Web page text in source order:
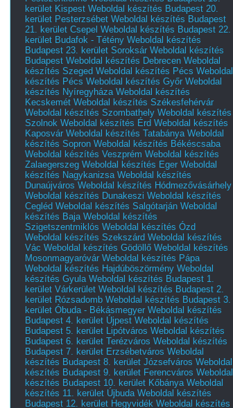
kerület Kispest Weboldal készítés Budapest 20.
kerület Pesterzsébet Weboldal készítés Budapest
21. kerület Csepel Weboldal készítés Budapest 22.
kerület Budafok - Tétény Weboldal készítés
Budapest 23. kerület Soroksár Weboldal készítés
Budapest Weboldal készítés Debrecen Weboldal
készítés Szeged Weboldal készítés Pécs Weboldal
készítés Pécs Weboldal készítés Győr Weboldal
készítés Nyíregyháza Weboldal készítés
Kecskemét Weboldal készítés Székesfehérvár
Weboldal készítés Szombathely Weboldal készítés
Szolnok Weboldal készítés Érd Weboldal készítés
Kaposvár Weboldal készítés Tatabánya Weboldal
készítés Sopron Weboldal készítés Békéscsaba
Weboldal készítés Veszprém Weboldal készítés
Zalaegerszeg Weboldal készítés Eger Weboldal
készítés Nagykanizsa Weboldal készítés
Dunaújváros Weboldal készítés Hódmezővásárhely
Weboldal készítés Dunakeszi Weboldal készítés
Cegléd Weboldal készítés Salgótarján Weboldal
készítés Baja Weboldal készítés
Szigetszentmiklós Weboldal készítés Ózd
Weboldal készítés Szekszárd Weboldal készítés
Vác Weboldal készítés Gödöllő Weboldal készítés
Mosonmagyaróvár Weboldal készítés Pápa
Weboldal készítés Hajdúböszörmény Weboldal
készítés Gyula Weboldal készítés Budapest 1.
kerület Várkerület Weboldal készítés Budapest 2.
kerület Rózsadomb Weboldal készítés Budapest 3.
kerület Óbuda - Békásmegyer Weboldal készítés
Budapest 4. kerület Újpest Weboldal készítés
Budapest 5. kerület Lipótváros Weboldal készítés
Budapest 6. kerület Terézváros Weboldal készítés
Budapest 7. kerület Erzsébetváros Weboldal
készítés Budapest 8. kerület Józsefváros Weboldal
készítés Budapest 9. kerület Ferencváros Weboldal
készítés Budapest 10. kerület Kőbánya Weboldal
készítés 11. kerület Újbuda Weboldal készítés
Budapest 12. kerület Hegyvidék Weboldal készítés